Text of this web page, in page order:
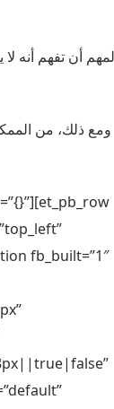
أن تفهم أنه
ومع ذلك، من
fb_built=”1″